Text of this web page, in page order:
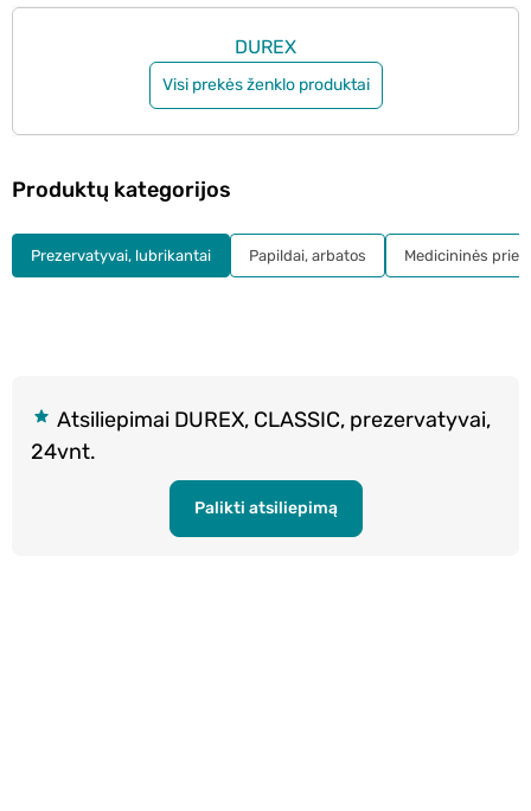
DUREX
Visi prekės ženklo produktai
Atsiliepimai DUREX, CLASSIC, prezervatyvai,
24vnt.
Palikti atsiliepimą
Produktų kategorijos
Prezervatyvai, lubrikantai Papildai, arbatos Medicininės